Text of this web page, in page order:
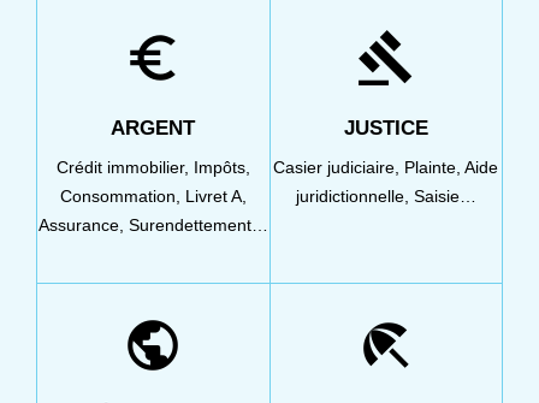
euro_symbol
ARGENT
Crédit immobilier, Impôts,
Consommation, Livret A,
Assurance, Surendettement…
gavel
JUSTICE
Casier judiciaire, Plainte,Aide
juridictionnelle, Saisie…
public beach_access